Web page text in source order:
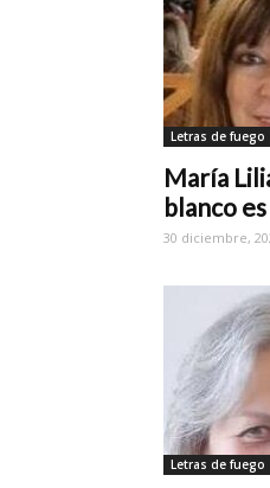
Letras de fuego
María
blanco
30 diciembre,
Letras de fuego